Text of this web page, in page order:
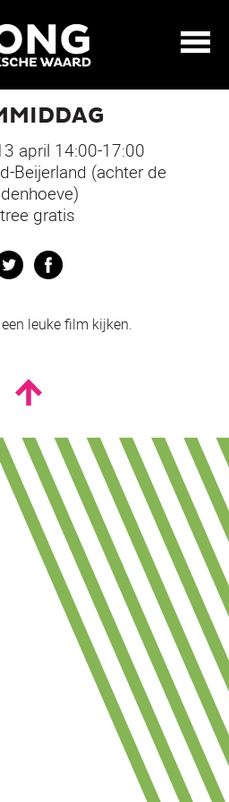
april 14:00-17:00
Beijerland (achter de
gratis
Twitter
leuke film kijken.